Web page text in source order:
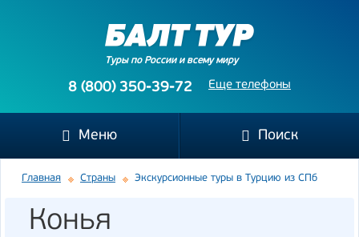
Туры по России и всему миру
Еще телефоны
8 (800) 350-39-72
Меню Поиск
Главная Страны Экскурсионные туры в Турцию из СПб
Конья